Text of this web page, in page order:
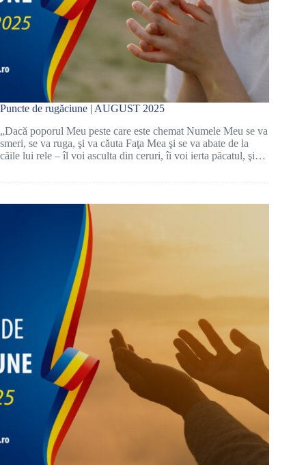
Puncte de rugăciune | AUGUST 2025
„Dacă poporul Meu peste care este chemat Numele Meu se va
smeri, se va ruga, şi va căuta Faţa Mea şi se va abate de la
căile lui rele – îl voi asculta din ceruri, îi voi ierta păcatul, şi…